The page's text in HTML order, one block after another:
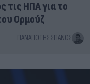
τις ΗΠΑ για το
Ορμούζ
ΠΑΝΑΓΙΏΤΗΣ ΣΠΑΝΌΣ